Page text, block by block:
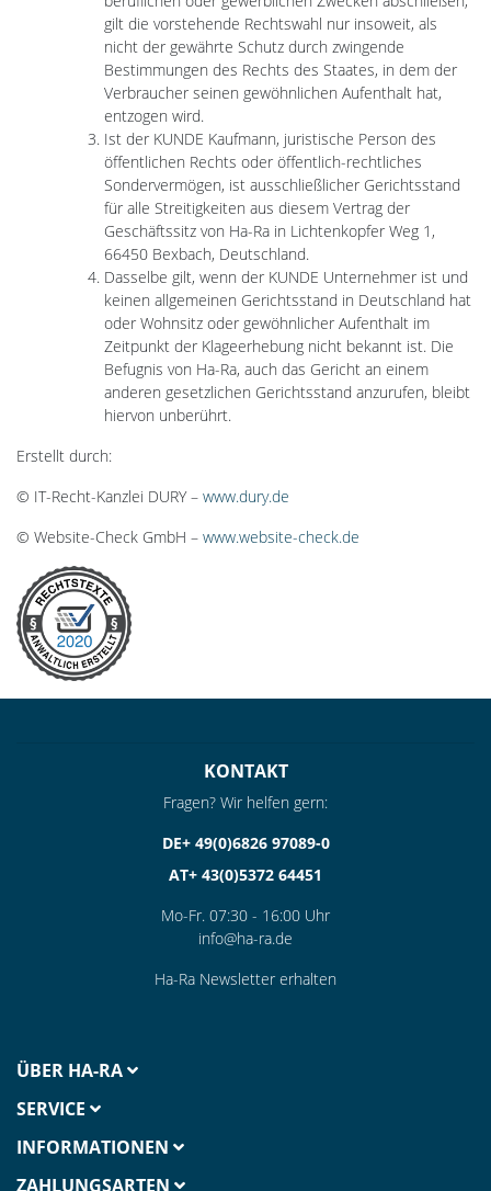
gilt die vorstehende Rechtswahl nur insoweit, als
nicht der gewährte Schutz durch zwingende
Bestimmungen des Rechts des Staates, in dem der
Verbraucher seinen gewöhnlichen Aufenthalt hat,
entzogen wird.
Ist der KUNDE Kaufmann, juristische Person des
öffentlichen Rechts oder öffentlich-rechtliches
Sondervermögen, ist ausschließlicher Gerichtsstand
für alle Streitigkeiten aus diesem Vertrag der
Geschäftssitz von Ha-Ra in Lichtenkopfer Weg 1,
66450 Bexbach, Deutschland.
Dasselbe gilt, wenn der KUNDE Unternehmer ist und
keinen allgemeinen Gerichtsstand in Deutschland hat
oder Wohnsitz oder gewöhnlicher Aufenthalt im
Zeitpunkt der Klageerhebung nicht bekannt ist. Die
Befugnis von Ha-Ra, auch das Gericht an einem
anderen gesetzlichen Gerichtsstand anzurufen, bleibt
hiervon unberührt.
Erstellt durch:
© IT-Recht-Kanzlei DURY – www.dury.de
© Website-Check GmbH – www.website-check.de
KONTAKT
Fragen? Wir helfen gern:
DE+ 49(0)6826 97089-0
AT+ 43(0)5372 64451
Mo-Fr. 07:30 - 16:00 Uhr
info@ha-ra.de
Ha-Ra Newsletter erhalten
ÜBER HA-RA
SERVICE
INFORMATIONEN
ZAHLUNGSARTEN